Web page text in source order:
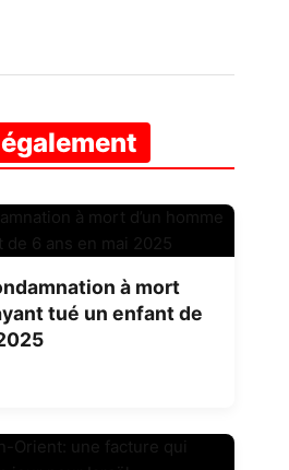
à mort
tué un enfant de